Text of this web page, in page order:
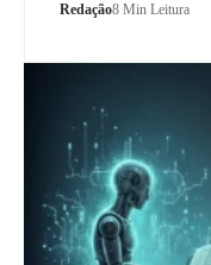
Redação8 Min Leitura